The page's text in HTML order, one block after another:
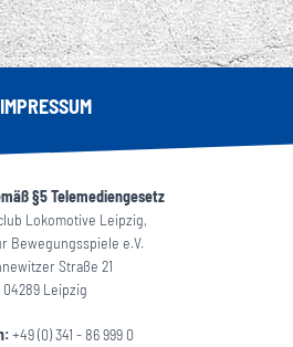
IMPRESSUM
§5 Telemediengesetz
Lokomotive Leipzig,
Bewegungsspiele e.V.
Straße 21
04289 Leipzig
+49 (0) 341 - 86 999 0